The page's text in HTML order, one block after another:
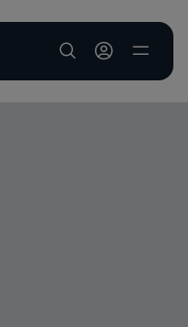
User account